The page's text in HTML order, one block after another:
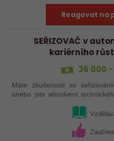
Reagovat na
SEŘIZOVAČ v
kariérního
36 000
Máte zkušenosti se
anebo jste absolvent
řešení a práce přímo ve…